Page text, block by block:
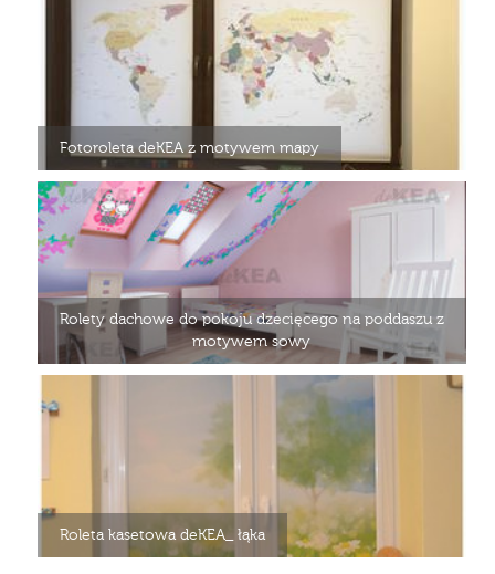
Fotoroleta deKEA z motywem mapy
Rolety dachowe do pokoju dzecięcego na poddaszu z
motywem sowy
Roleta kasetowa deKEA_ łąka